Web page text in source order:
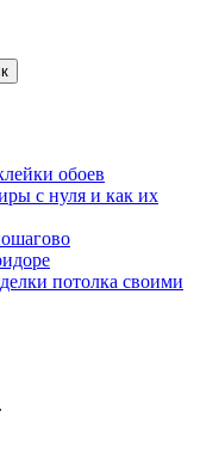
обоев
с нуля и как их
потолка своими